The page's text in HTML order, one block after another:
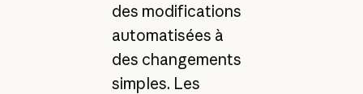
des modifications
automatisées à
des changements
simples. Les